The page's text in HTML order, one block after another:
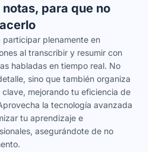
para que no
plenamente en
al transcribir y resumir con
habladas en tiempo real. No
sino que también organiza
mejorando tu eficiencia de
la tecnología avanzada
tu aprendizaje e
asegurándote de no